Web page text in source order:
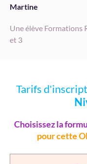
Martine
Une élève Formations
et 3
Tarifs
Choisissez la
pour cette